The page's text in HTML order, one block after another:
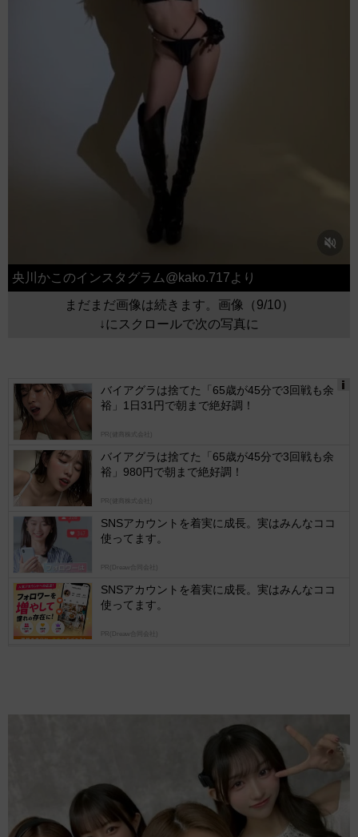
央川かこのインスタグラム@kako.717より
まだまだ画像は続きます。画像（9/10）
↓にスクロールで次の写真に
バイアグラは捨てた「65歳が45分で3回戦も余
裕」1日31円で朝まで絶好調！
PR(健商株式会社)
バイアグラは捨てた「65歳が45分で3回戦も余
裕」980円で朝まで絶好調！
PR(健商株式会社)
SNSアカウントを着実に成長。実はみんなココ
使ってます。
PR(Dreaw合同会社)
SNSアカウントを着実に成長。実はみんなココ
使ってます。
PR(Dreaw合同会社)